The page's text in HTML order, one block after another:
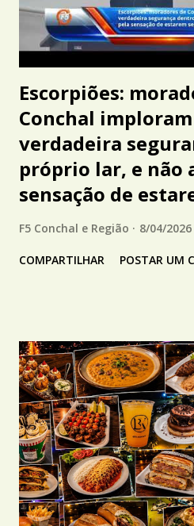
Escorpiões:
Conchal
verdadeira
próprio lar, e não
sensação de
F5 Conchal e Região 8/04/
COMPARTILHAR POSTAR UM